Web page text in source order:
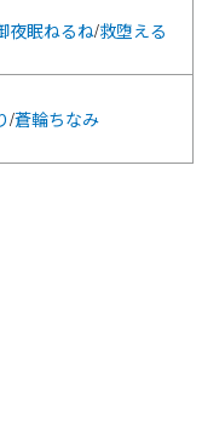
夜眠ねるね/救堕える
/蒼輪ちなみ